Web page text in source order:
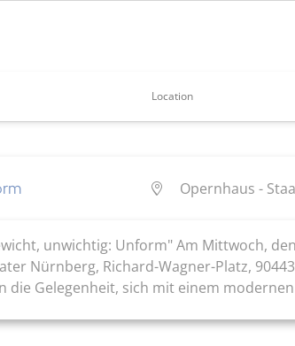
Location
Opernhaus -
unwichtig: Unform" Am Mittwoch,
Nürnberg, Richard-Wagner-Platz,
Gelegenheit, sich mit einem